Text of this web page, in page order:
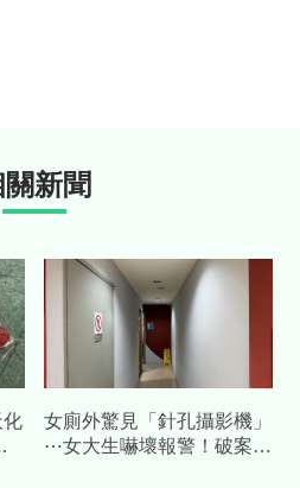
新聞
化
女廁外驚見「針孔攝影機」
⋯女大生嚇壞報警！破案了